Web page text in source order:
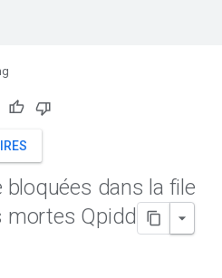
bloquées dans la file
mortes Qpidd